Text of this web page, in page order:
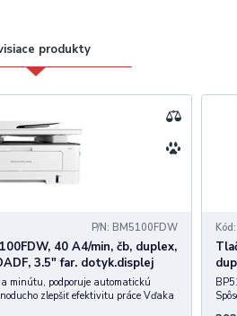
produkty
P/N: BM5100FDW
40 A4/min, čb, duplex,
3.5" far. dotyk.displej
minútu, podporuje automatickú
zlepšiť efektivitu práce Vďaka